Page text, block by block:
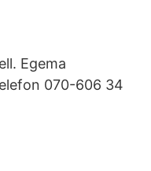
Egema
070-606 34